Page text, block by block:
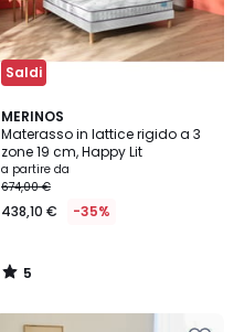
Saldi
MERINOS
Materasso in lattice rigido a 3
zone 19 cm, Happy Lit
a partire da
674,00 €
438,10 € -35%
5
/
5
5
/